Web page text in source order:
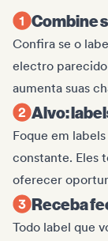
Combine
Confira se o
electro
aumenta suas
Alvo:
Foque em
constante. Eles
oferecer
Receba
Todo label que